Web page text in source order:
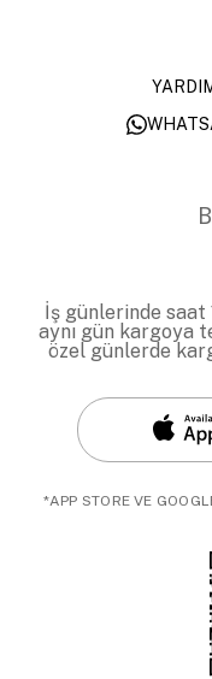
İş günlerinde saat
aynı gün kargoya
özel günlerde
*APP STORE VE